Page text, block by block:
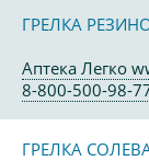
ГРЕЛКА
Аптека Легко
8-800-500-98-
ГРЕЛКА